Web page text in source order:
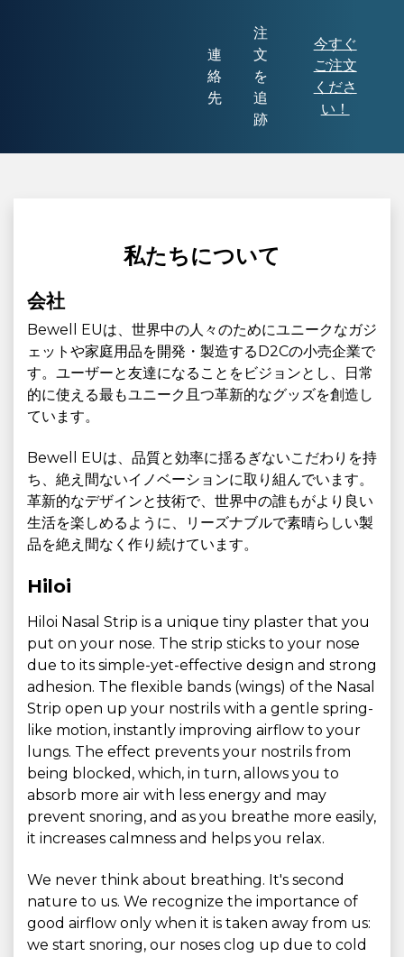
連
絡
先
注
文
を
追
跡
今すぐ
ご注文
くださ
い！
私たちについて
会社
Bewell EUは、世界中の人々のためにユニークなガジ
ェットや家庭用品を開発・製造するD2Cの小売企業で
す。ユーザーと友達になることをビジョンとし、日常
的に使える最もユニーク且つ革新的なグッズを創造し
ています。
Bewell EUは、品質と効率に揺るぎないこだわりを持
ち、絶え間ないイノベーションに取り組んでいます。
革新的なデザインと技術で、世界中の誰もがより良い
生活を楽しめるように、リーズナブルで素晴らしい製
品を絶え間なく作り続けています。
Hiloi
Hiloi Nasal Strip is a unique tiny plaster that you
put on your nose. The strip sticks to your nose
due to its simple-yet-effective design and strong
adhesion. The flexible bands (wings) of the Nasal
Strip open up your nostrils with a gentle spring-
like motion, instantly improving airflow to your
lungs. The effect prevents your nostrils from
being blocked, which, in turn, allows you to
absorb more air with less energy and may
prevent snoring, and as you breathe more easily,
it increases calmness and helps you relax.
We never think about breathing. It's second
nature to us. We recognize the importance of
good airflow only when it is taken away from us:
we start snoring, our noses clog up due to cold